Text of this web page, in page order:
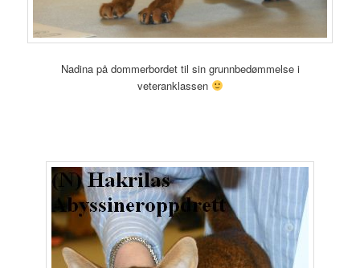
Nadina på dommerbordet til sin grunnbedømmelse i
veteranklassen